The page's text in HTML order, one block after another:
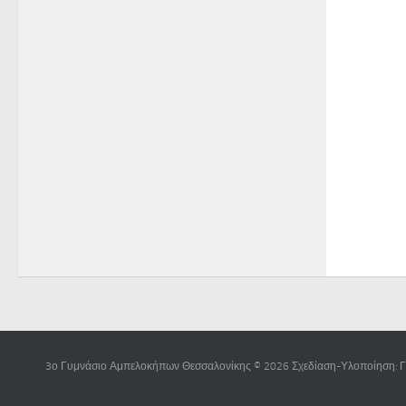
3ο Γυμνάσιο Αμπελοκήπων Θεσσαλονίκης © 2026 Σχεδίαση-Υλοποίηση: